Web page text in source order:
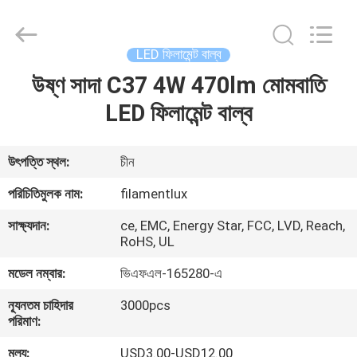
আমাদের
সম্পর্কে
কারখানা
ভ্রমণ
মান
Technology
Reserved.
LED ফিলামেন্ট বাল্ব
উষ্ণ সাদা C37 4W 470lm মোমবাতি
LED ফিলামেন্ট বাল্ব
উৎপত্তি স্থল:
চীন
পরিচিতিমুলক নাম:
filamentlux
সাক্ষ্যদান:
ce, EMC, Energy Star, FCC, LVD, Reach,
RoHS, UL
মডেল নম্বার:
ভিএফএল-165280-এ
ন্যূনতম চাহিদার
পরিমাণ:
3000pcs
মূল্য:
USD3.00-USD12.00